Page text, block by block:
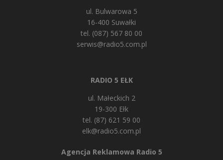
ul. Bulwarowa 5
16-400 Suwałki
tel. (087) 567 80 00
serwis@radio5.com.pl
RADIO 5 EŁK
ul. Małeckich 2
19-300 Ełk
tel. (87) 621 59 00
elk@radio5.com.pl
Agencja Reklamowa Radio 5